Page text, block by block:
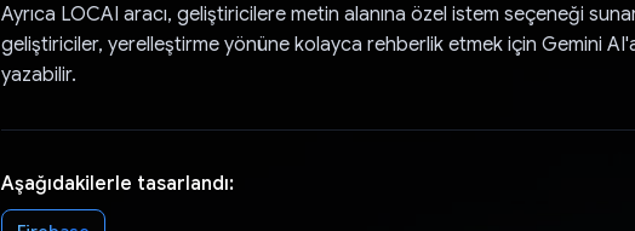
Ayrıca LOCAI aracı, geliştiricilere metin alanına özel istem seçeneği
geliştiriciler, yerelleştirme yönüne kolayca rehberlik etmek için Gemini
yazabilir.
Aşağıdakilerle tasarlandı: